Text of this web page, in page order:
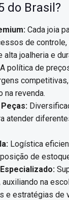
do Brasil?
Cada joia
de controle,
alta joalheria e
A política de
na revenda.
atender
Logística
de
auxiliando na
e estratégias de